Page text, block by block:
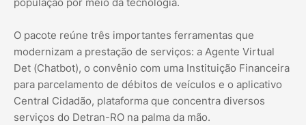
população por meio da tecnologia.
O pacote reúne três importantes ferramentas que
modernizam a prestação de serviços: a Agente Virtual
Det (Chatbot), o convênio com uma Instituição Financeira
para parcelamento de débitos de veículos e o aplicativo
Central Cidadão, plataforma que concentra diversos
serviços do Detran-RO na palma da mão.